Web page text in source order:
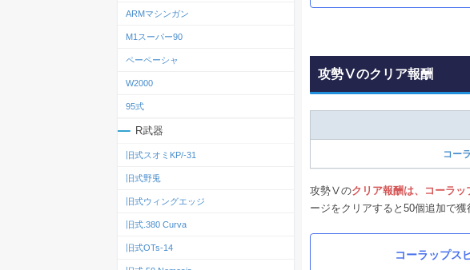
攻勢Ⅴのクリア報酬
コー
攻勢Ⅴのクリア報酬は、コーラッ
ージをクリアすると50個追加で獲
コーラップス
ARMマシンガン
M1スーパー90
ペーペーシャ
W2000
95式
R武器
旧式スオミKP/-31
旧式野兎
旧式ウィングエッジ
旧式.380 Curva
旧式OTs‐14